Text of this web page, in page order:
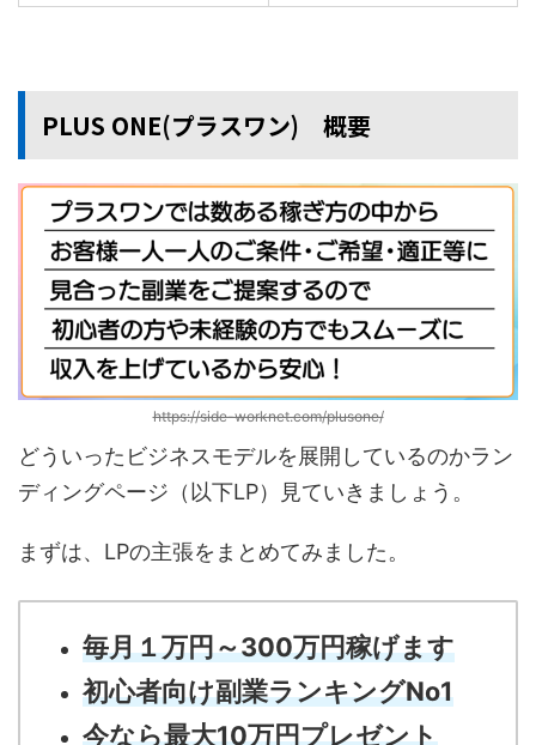
PLUS ONE(プラスワン) 概要
https://side-worknet.com/plusone/
どういったビジネスモデルを展開しているのかラン
ディングページ（以下LP）見ていきましょう。
まずは、LPの主張をまとめてみました。
毎月１万円～300万円稼げます
初心者向け副業ランキングNo1
今なら最大10万円プレゼント